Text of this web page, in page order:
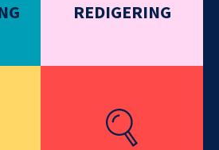
REDIGERING